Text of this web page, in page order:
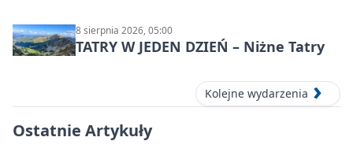
8 sierpnia 2026, 05:00
TATRY W JEDEN DZIEŃ – Niżne Tatry
Kolejne wydarzenia
Ostatnie Artykuły